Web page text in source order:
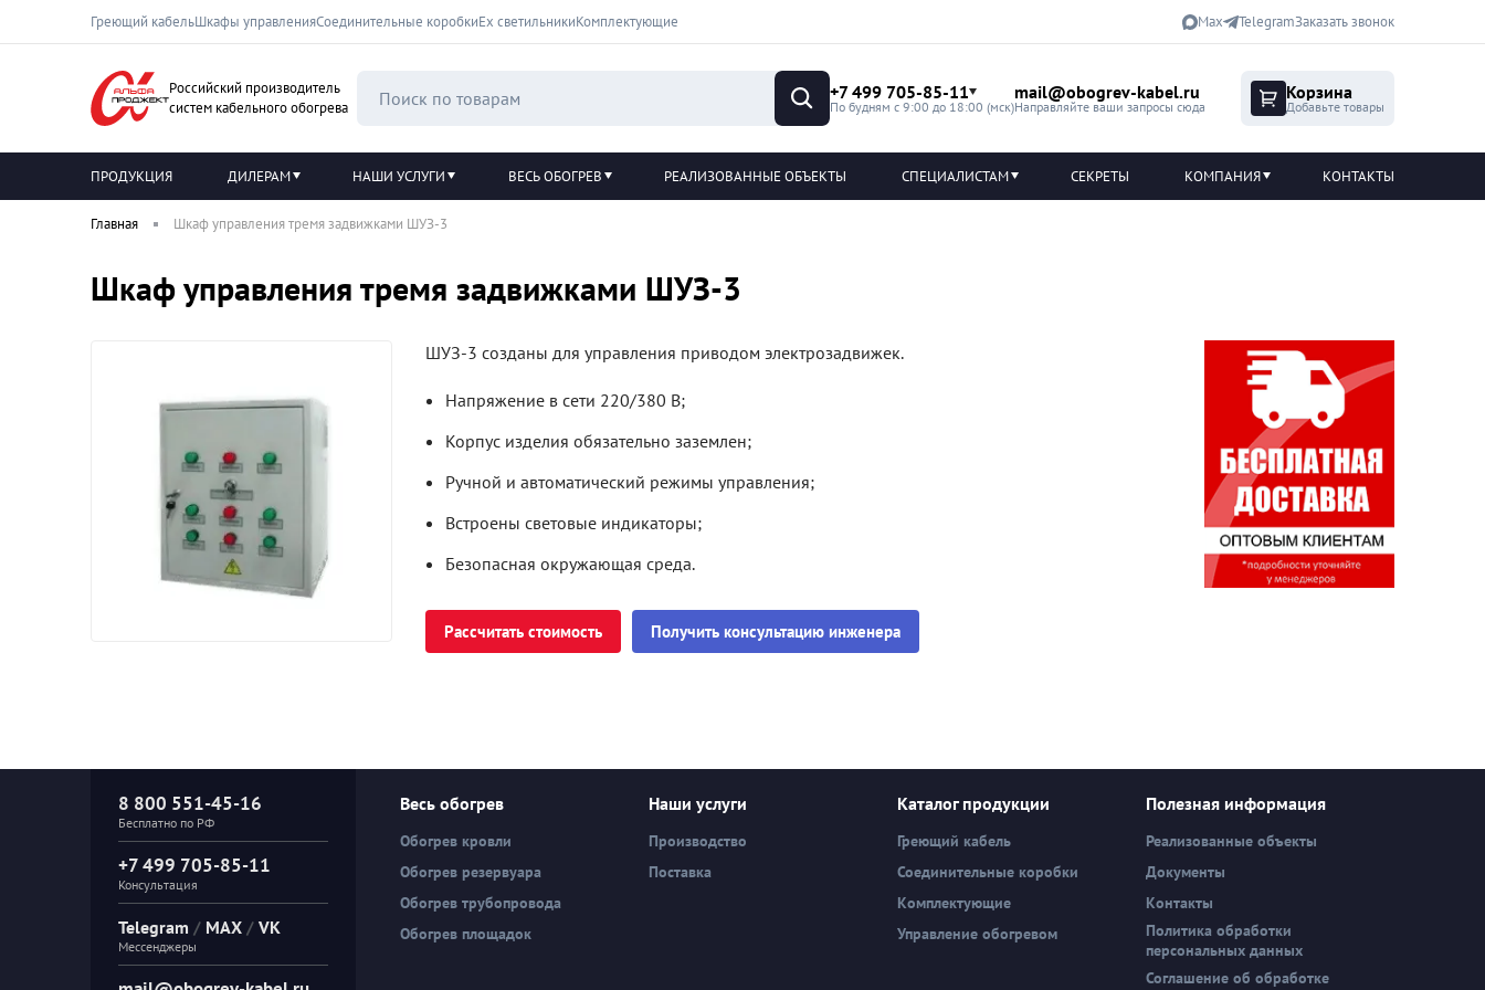
Греющий кабельШкафы управленияСоединительные коробкиЕх светильникиКомплектующие Max TelegramЗаказать звонок
Российский производитель
систем кабельного обогрева
+7 499 705-85-11
По будням с 9:00 до 18:00 (мск)
mail@obogrev-kabel.ru
Направляйте ваши запросы сюда
Корзина
Добавьте товары
ПРОДУКЦИЯ ДИЛЕРАМ НАШИ УСЛУГИ ВЕСЬ ОБОГРЕВ РЕАЛИЗОВАННЫЕ ОБЪЕКТЫ СПЕЦИАЛИСТАМ СЕКРЕТЫ КОМПАНИЯ КОНТАКТЫ
Главная Шкаф управления тремя задвижками ШУЗ-3
Шкаф управления тремя задвижками ШУЗ-3
ШУЗ-3 созданы для управления приводом электрозадвижек.
Напряжение в сети 220/380 В;
Корпус изделия обязательно заземлен;
Ручной и автоматический режимы управления;
Встроены световые индикаторы;
Безопасная окружающая среда.
Рассчитать стоимость Получить консультацию инженера
8 800 551-45-16
Бесплатно по РФ
+7 499 705-85-11
Консультация
Telegram / MAX / VK
Мессенджеры
Весь обогрев
Обогрев кровли
Обогрев резервуара
Обогрев трубопровода
Обогрев площадок
Наши услуги
Производство
Поставка
Каталог продукции
Греющий кабель
Соединительные коробки
Комплектующие
Управление обогревом
Полезная информация
Реализованные объекты
Документы
Контакты
Политика обработки
персональных данных
Соглашение об обработке